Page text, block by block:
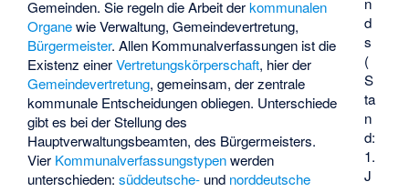
d
s
(
S
ta
n
d:
1.
J
Gemeinden. Sie regeln die Arbeit derkommunalen
Organewie Verwaltung, Gemeindevertretung,
Bürgermeister. Allen Kommunalverfassungen ist die
Existenz einerVertretungskörperschaft, hier der
Gemeindevertretung, gemeinsam, der zentrale
kommunale Entscheidungen obliegen. Unterschiede
gibt es bei der Stellung des
Hauptverwaltungsbeamten, des Bürgermeisters.
Vier Kommunalverfassungstypenwerden
unterschieden:süddeutsche- und norddeutsche